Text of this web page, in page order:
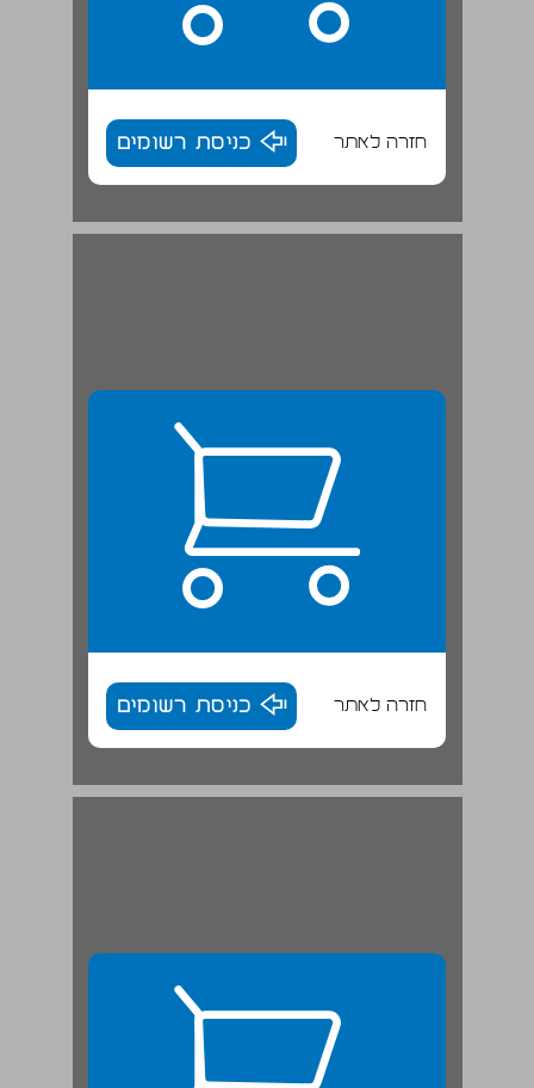
חזרה לאתר כניסת רשומים
2. יחסי הכוח בין הקיבוצים לעיירות־הפיתוח ... 19
חזרה לאתר כניסת רשומים